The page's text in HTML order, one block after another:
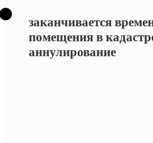
заканчивается
помещения в
аннулирование